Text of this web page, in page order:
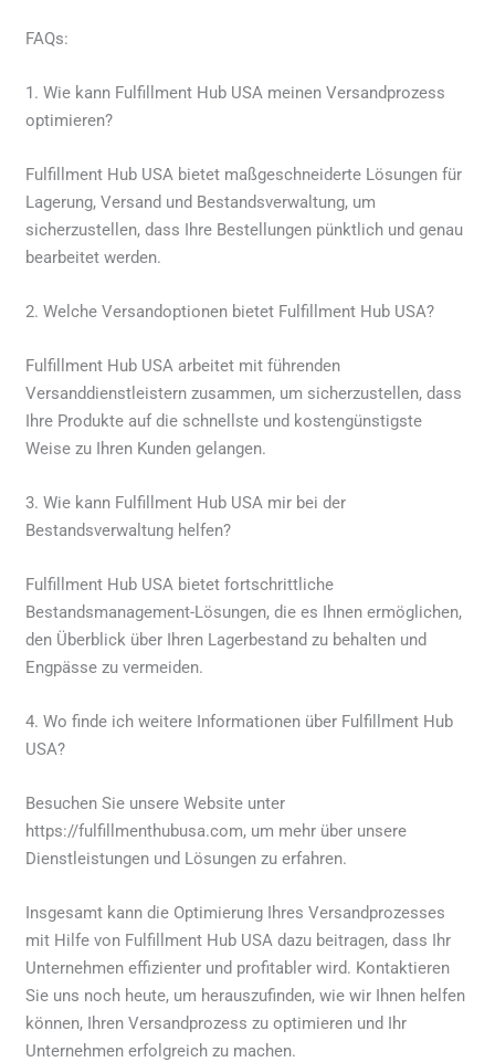
FAQs:
1. Wie kann Fulfillment Hub USA meinen Versandprozess
optimieren?
Fulfillment Hub USA bietet maßgeschneiderte Lösungen für
Lagerung, Versand und Bestandsverwaltung, um
sicherzustellen, dass Ihre Bestellungen pünktlich und genau
bearbeitet werden.
2. Welche Versandoptionen bietet Fulfillment Hub USA?
Fulfillment Hub USA arbeitet mit führenden
Versanddienstleistern zusammen, um sicherzustellen, dass
Ihre Produkte auf die schnellste und kostengünstigste
Weise zu Ihren Kunden gelangen.
3. Wie kann Fulfillment Hub USA mir bei der
Bestandsverwaltung helfen?
Fulfillment Hub USA bietet fortschrittliche
Bestandsmanagement-Lösungen, die es Ihnen ermöglichen,
den Überblick über Ihren Lagerbestand zu behalten und
Engpässe zu vermeiden.
4. Wo finde ich weitere Informationen über Fulfillment Hub
USA?
Besuchen Sie unsere Website unter
https://fulfillmenthubusa.com, um mehr über unsere
Dienstleistungen und Lösungen zu erfahren.
Insgesamt kann die Optimierung Ihres Versandprozesses
mit Hilfe von Fulfillment Hub USA dazu beitragen, dass Ihr
Unternehmen effizienter und profitabler wird. Kontaktieren
Sie uns noch heute, um herauszufinden, wie wir Ihnen helfen
können, Ihren Versandprozess zu optimieren und Ihr
Unternehmen erfolgreich zu machen.